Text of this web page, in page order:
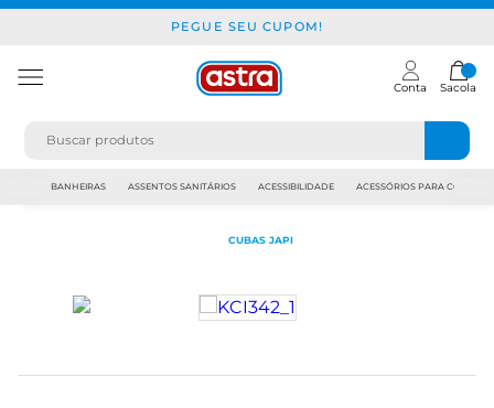
PEGUE SEU CUPOM!
Conta Sacola
BANHEIRAS ASSENTOS SANITÁRIOS ACESSIBILIDADE ACESSÓRIOS PARA
CUBAS JAPI